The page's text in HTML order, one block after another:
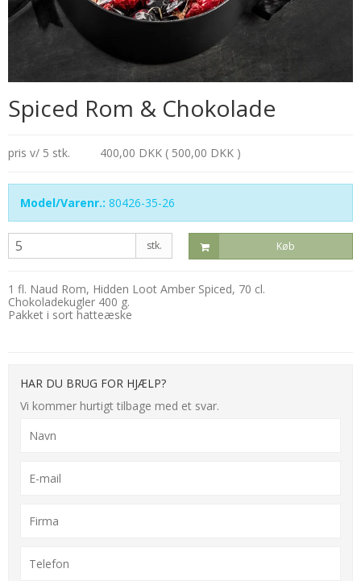
Spiced Rom & Chokolade
pris v/ 5 stk. 400,00 DKK ( 500,00 DKK )
Model/Varenr.: 80426-35-26
stk. Køb
1 fl. Naud Rom, Hidden Loot Amber Spiced, 70 cl.
Chokoladekugler 400 g.
Pakket i sort hatteæske
HAR DU BRUG FOR HJÆLP?
Vi kommer hurtigt tilbage med et svar.